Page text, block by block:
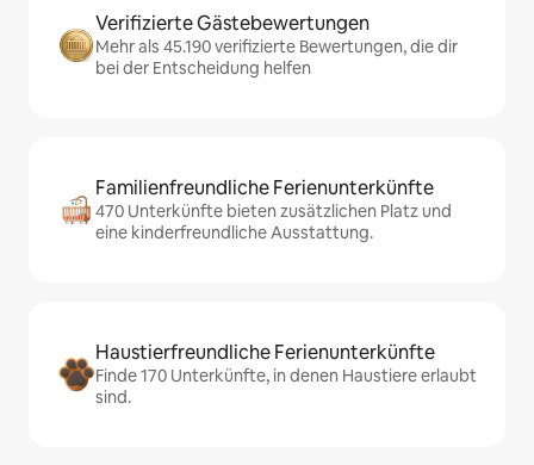
Verifizierte Gästebewertungen
Mehr als 45.190 verifizierte Bewertungen, die dir
bei der Entscheidung helfen
Familienfreundliche Ferienunterkünfte
470 Unterkünfte bieten zusätzlichen Platz und
eine kinderfreundliche Ausstattung.
Haustierfreundliche Ferienunterkünfte
Finde 170 Unterkünfte, in denen Haustiere erlaubt
sind.